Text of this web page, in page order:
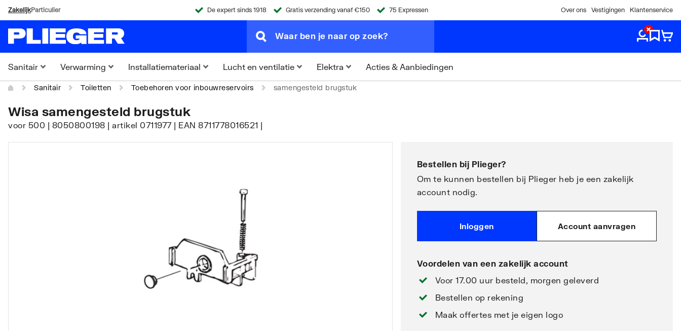
ZakelijkParticulier De expert sinds 1918 Gratis verzending vanaf €150 75 Expressen Over ons Vestigingen Klantenservice
Sanitair Verwarming Installatiemateriaal Lucht en ventilatie Elektra Acties & Aanbiedingen
Sanitair Toiletten Toebehoren voor inbouwreservoirs samengesteld brugstuk
Wisa samengesteld brugstuk
voor 500 | 8050800198 | artikel 0711977 | EAN 8711778016521 |
Bestellen bij Plieger?
Om te kunnen bestellen bij Plieger heb je een zakelijk
account nodig.
Inloggen Account aanvragen
Voordelen van een zakelijk account
Voor 17.00 uur besteld, morgen geleverd
Bestellen op rekening
Maak offertes met je eigen logo